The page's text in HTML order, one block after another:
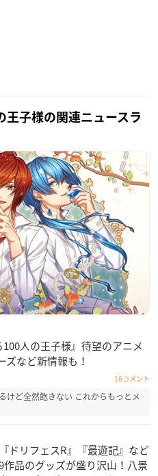
王子様の関連ニュースラ
人の王子様』​待望のアニメ
など新情報も！
16コメント
けど全然飽きない これからもっとメ
『ドリフェスR』『最遊記』など
作品のグッズが盛り沢山！八景